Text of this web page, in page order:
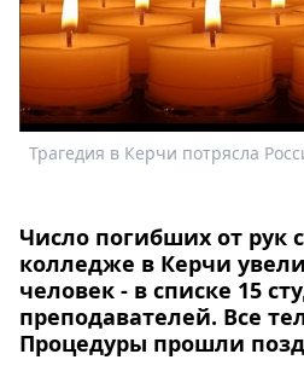
Стримы
Спецпроекты
Звезды
Выборы
2026
Скачай
Трагедия в Керчи потрясла
Число погибших от рук
колледже в Керчи
человек - в списке 15
преподавателей. Все
Процедуры прошли